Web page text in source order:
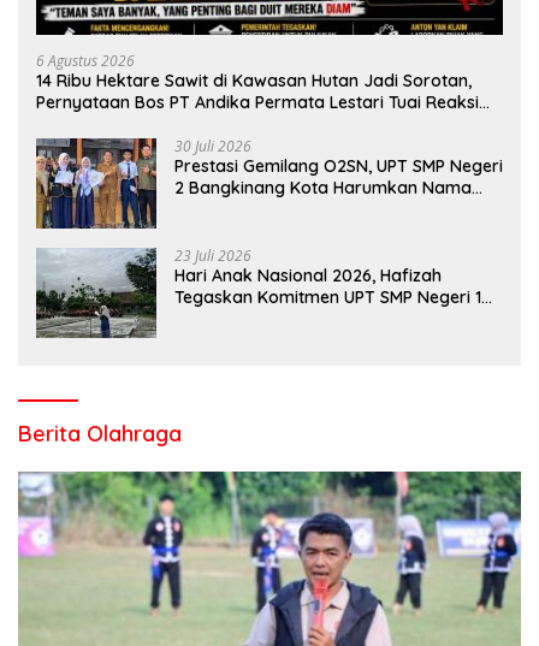
6 Agustus 2026
14 Ribu Hektare Sawit di Kawasan Hutan Jadi Sorotan,
Pernyataan Bos PT Andika Permata Lestari Tuai Reaksi
30 Juli 2026
Prestasi Gemilang O2SN, UPT SMP Negeri
2 Bangkinang Kota Harumkan Nama
23 Juli 2026
Hari Anak Nasional 2026, Hafizah
Tegaskan Komitmen UPT SMP Negeri 1
Berita Olahraga